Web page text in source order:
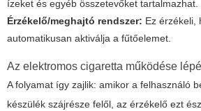
ízeket és egyéb összetevőket tartalmazhat.
Érzékelő/meghajtó rendszer: Ez érzékeli,
automatikusan aktiválja a fűtőelemet.
Az elektromos cigaretta működése
A folyamat így zajlik: amikor a felhasználó
készülék szájrésze felől, az érzékelő ezt